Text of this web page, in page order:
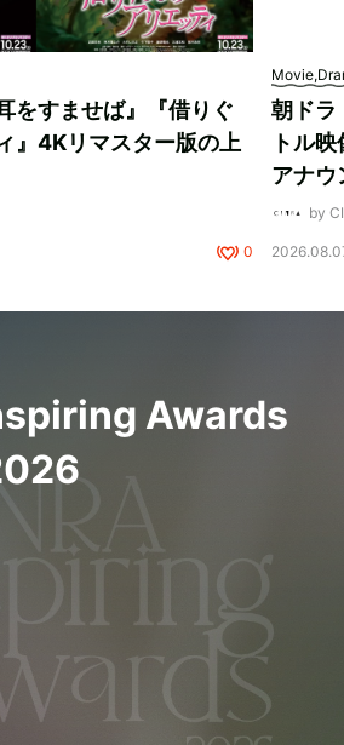
をすませば』『借りぐ
』4Kリマスター版の上
0
朝ドラ
トル
アナウ
by
Awards